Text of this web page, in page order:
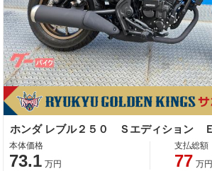
ホンダ レブル２５０ Ｓエディション
本体価格
73.1 万円
支払総額
77 万円